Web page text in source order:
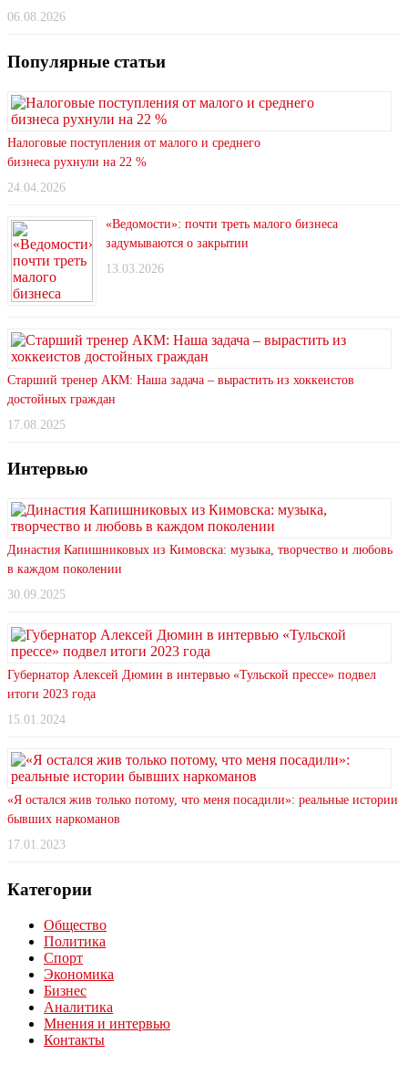
06.08.2026
Популярные статьи
Налоговые поступления от малого и среднего
бизнеса рухнули на 22 %
24.04.2026
«Ведомости»: почти треть малого бизнеса
задумываются о закрытии
13.03.2026
Старший тренер АКМ: Наша задача – вырастить из хоккеистов
достойных граждан
17.08.2025
Интервью
Династия Капишниковых из Кимовска: музыка, творчество и любовь
в каждом поколении
30.09.2025
Губернатор Алексей Дюмин в интервью «Тульской прессе» подвел
итоги 2023 года
15.01.2024
«Я остался жив только потому, что меня посадили»: реальные истории
бывших наркоманов
17.01.2023
Категории
Общество
Политика
Спорт
Экономика
Бизнес
Аналитика
Мнения и интервью
Контакты